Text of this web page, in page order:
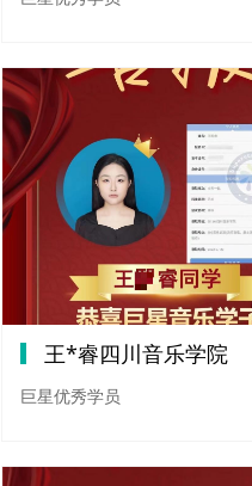
王*睿四川音乐学院
巨星优秀学员